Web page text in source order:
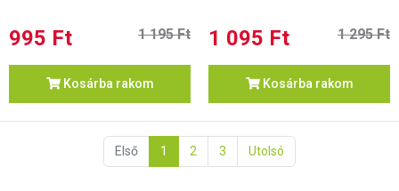
995 Ft 1 195 Ft
Kosárba rakom
1 095 Ft 1 295 Ft
Kosárba rakom
Első 1 2 3 Utolsó